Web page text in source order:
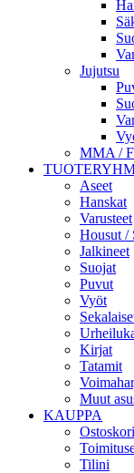
Jujutsu
MMA /
Aseet
Hanskat
Varusteet
Housut /
Jalkineet
Suojat
Puvut
Vyöt
Kirjat
Tatamit
Muut
KAUPPA
Ostoskori
Tilini